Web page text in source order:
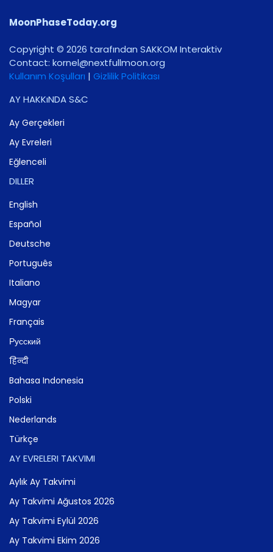
MoonPhaseToday.org
Copyright © 2026 tarafından SAKKOM Interaktiv
Contact: gro.noomlluftxen@lenrok
Kullanım Koşulları | Gizlilik Politikası
AY HAKKıNDA S&C
Ay Gerçekleri
Ay Evreleri
Eğlenceli
DILLER
English
Español
Deutsche
Português
Italiano
Magyar
Français
Русский
हिन्दी
Bahasa Indonesia
Polski
Nederlands
Türkçe
AY EVRELERI TAKVIMI
Aylık Ay Takvimi
Ay Takvimi Ağustos 2026
Ay Takvimi Eylül 2026
Ay Takvimi Ekim 2026